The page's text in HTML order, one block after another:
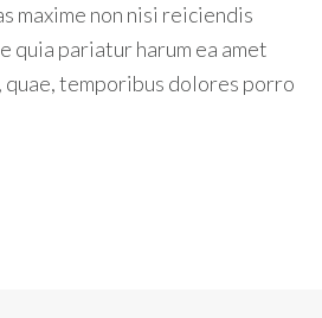
maxime non nisi reiciendis
quia pariatur harum ea amet
quae, temporibus dolores porro